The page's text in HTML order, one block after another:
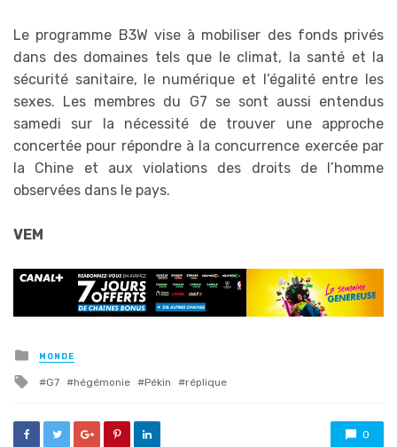
Le programme B3W vise à mobiliser des fonds privés
dans des domaines tels que le climat, la santé et la
sécurité sanitaire, le numérique et l’égalité entre les
sexes. Les membres du G7 se sont aussi entendus
samedi sur la nécessité de trouver une approche
concertée pour répondre à la concurrence exercée par
la Chine et aux violations des droits de l’homme
observées dans le pays.
VEM
Posted
in
MONDE
Tagged
G7 hégémonie Pékin réplique
0